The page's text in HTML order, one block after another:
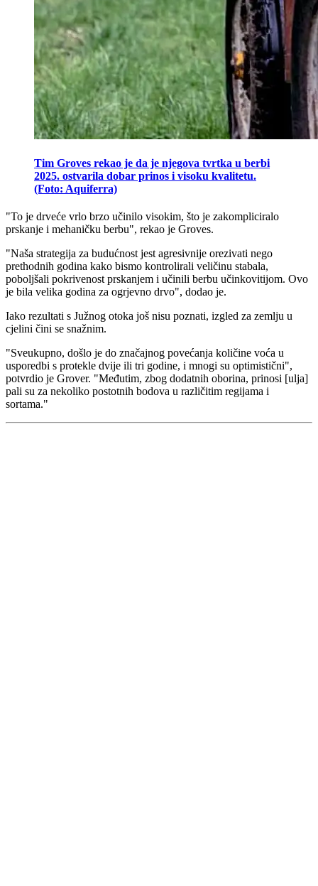
Tim Groves rekao je da je njegova tvrtka u berbi
2025. ostvarila dobar prinos i visoku kvalitetu.
(Foto: Aquiferra)
"To je drveće vrlo brzo učinilo visokim, što je zakompliciralo
prskanje i mehaničku berbu", rekao je Groves.
"Naša strategija za budućnost jest agresivnije orezivati nego
prethodnih godina kako bismo kontrolirali veličinu stabala,
poboljšali pokrivenost prskanjem i učinili berbu učinkovitijom. Ovo
je bila velika godina za ogrjevno drvo", dodao je.
Iako rezultati s Južnog otoka još nisu poznati, izgled za zemlju u
cjelini čini se snažnim.
"Sveukupno, došlo je do značajnog povećanja količine voća u
usporedbi s protekle dvije ili tri godine, i mnogi su optimistični",
potvrdio je Grover. "Međutim, zbog dodatnih oborina, prinosi [ulja]
pali su za nekoliko postotnih bodova u različitim regijama i
sortama."